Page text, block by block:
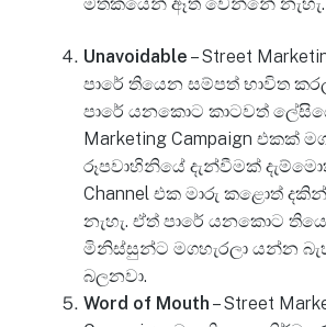
මතකයෙන් ඈත් වෙන්නේ නැහැ.
Unavoidable – Street
පාරේ තියෙන සම්පත් භාවිත
පාරේ යනකොට කාටවත්
Marketing Campaign එකක්
රූපවාහිනියේ දැන්වීමක්
Channel එක මාරු කළොත්
නැහැ. ඒත් පාරේ යනකොට
මිනිස්සුන්ට මගහැරලා යන්න
බලනවා.
Word of Mouth – Street